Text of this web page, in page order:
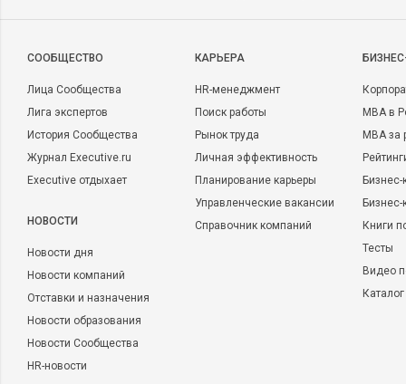
CООБЩЕСТВО
Лица Сообщества
Лига экспертов
История Сообщества
Журнал Executive.ru
Executive отдыхает
НОВОСТИ
Новости дня
Новости компаний
Отставки и назначения
Новости образования
Новости Сообщества
HR-новости
КАРЬЕРА
HR-менеджмент
Поиск работы
Рынок труда
Личная эффективность
Планирование карьеры
Управленческие вакансии
Справочник компаний
MBA в
MBA
Бизнес-
Книги
Тесты
Видео